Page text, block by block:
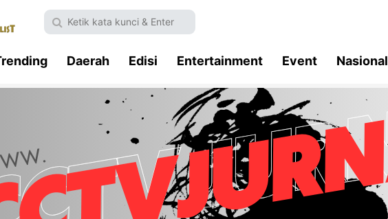
Daerah Edisi Entertainment Event Nasional